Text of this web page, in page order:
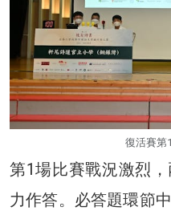
復活賽第
第1場比賽戰況激烈
力作答。必答題環節